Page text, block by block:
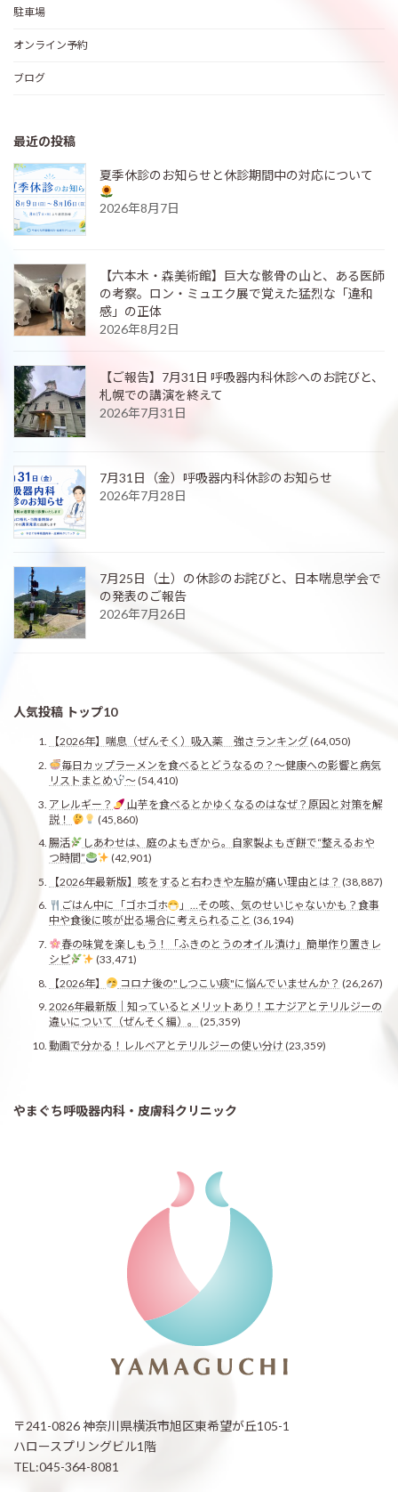
駐車場
オンライン予約
ブログ
最近の投稿
夏季休診のお知らせと休診期間中の対応について
2026年8月7日
【六本木・森美術館】巨大な骸骨の山と、ある医師
の考察。ロン・ミュエク展で覚えた猛烈な「違和
感」の正体
2026年8月2日
【ご報告】7月31日 呼吸器内科休診へのお詫びと、
札幌での講演を終えて
2026年7月31日
7月31日（金）呼吸器内科休診のお知らせ
2026年7月28日
7月25日（土）の休診のお詫びと、日本喘息学会で
の発表のご報告
2026年7月26日
人気投稿 トップ10
【2026年】喘息（ぜんそく）吸入薬 強さランキング(64,050)
毎日カップラーメンを食べるとどうなるの？〜健康への影響と病気
リストまとめ
〜(54,410)
アレルギー？
山芋を食べるとかゆくなるのはなぜ？原因と対策を解
説！
(45,860)
腸活
しあわせは、庭のよもぎから。自家製よもぎ餅で“整えるおや
つ時間”
(42,901)
【2026年最新版】咳をすると右わきや左脇が痛い理由とは？ (38,887)
ごはん中に「ゴホゴホ
」…その咳、気のせいじゃないかも？食事
中や食後に咳が出る場合に考えられること (36,194)
春の味覚を楽しもう！「ふきのとうのオイル漬け」簡単作り置きレ
シピ
(33,471)
【2026年】
コロナ後の"しつこい痰"に悩んでいませんか？ (26,267)
2026年最新版｜知っているとメリットあり！エナジアとテリルジーの
違いについて（ぜんそく編）。
(25,359)
動画で分かる！レルベアとテリルジーの使い分け (23,359)
やまぐち呼吸器内科・皮膚科クリニック
〒241-0826 神奈川県横浜市旭区東希望が丘105-1
ハロースプリングビル1階
TEL:045-364-8081